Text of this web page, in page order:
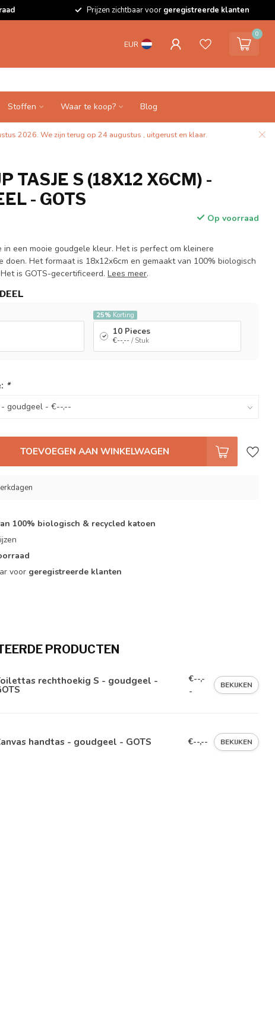
Prijzen zichtbaar voor geregistreerde klanten
EUR
0
Stoffen Waar te koop? Blog
2026. We zijn terug op 24 augustus , uitgerust en klaar.
TASJE S (18X12 X6CM) -
- GOTS
Op voorraad
in een mooie goudgele kleur. Het is perfect om kleinere
Het formaat is 18x12x6cm en gemaakt van 100% biologisch
is GOTS-gecertificeerd.Lees meer.
25% Korting
10 Pieces
€--,--/ Stuk
*
TOEVOEGEN AAN WINKELWAGEN
100% biologisch & recycled katoen
voor geregistreerde klanten
PRODUCTEN
rechthoekig S - goudgeel -
€--,-
-
BEKIJKEN
handtas - goudgeel - GOTS €--,-- BEKIJKEN